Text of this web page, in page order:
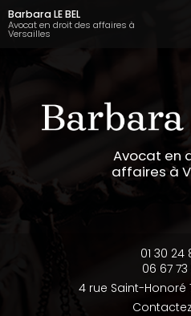
Aller
au
contenu
Barbara LE BEL
Avocat en droit des affaires à
Versailles
Avocat en
affaires à
01 30 24
06 67 73
4 rue Saint-Honoré